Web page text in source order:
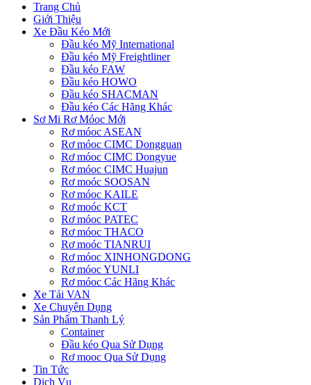
Trang Chủ
Giới Thiệu
Xe Đầu Kéo Mới
Đầu kéo Mỹ International
Đầu kéo Mỹ Freightliner
Đầu kéo FAW
Đầu kéo HOWO
Đầu kéo SHACMAN
Đầu kéo Các Hãng Khác
Sơ Mi Rơ Móoc Mới
Rơ móoc ASEAN
Rơ móoc CIMC Dongguan
Rơ móoc CIMC Dongyue
Rơ móoc CIMC Huajun
Rơ moóc SOOSAN
Rơ móoc KAILE
Rơ moóc KCT
Rơ móoc PATEC
Rơ móoc THACO
Rơ moóc TIANRUI
Rơ móoc XINHONGDONG
Rơ móoc YUNLI
Rơ móoc Các Hãng Khác
Xe Tải VAN
Xe Chuyên Dụng
Sản Phẩm Thanh Lý
Container
Đầu kéo Qua Sử Dụng
Rơ mooc Qua Sử Dụng
Tin Tức
Dịch Vụ